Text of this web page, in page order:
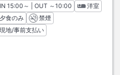
INチェックイン
15:00 ～ | OUT チェックアウト
～10:00
洋室
夕食のみ
禁煙
現地/事前支払い